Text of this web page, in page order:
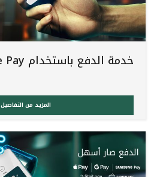
المملكة المتحدة
مملكة البحرين
خدمة الدفع باستخدام Apple Pay
المزيد من التفاصيل